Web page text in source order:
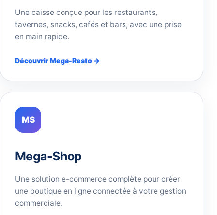
Une caisse conçue pour les restaurants,
tavernes, snacks, cafés et bars, avec une prise
en main rapide.
Découvrir Mega-Resto →
MS
Mega-Shop
Une solution e-commerce complète pour créer
une boutique en ligne connectée à votre gestion
commerciale.